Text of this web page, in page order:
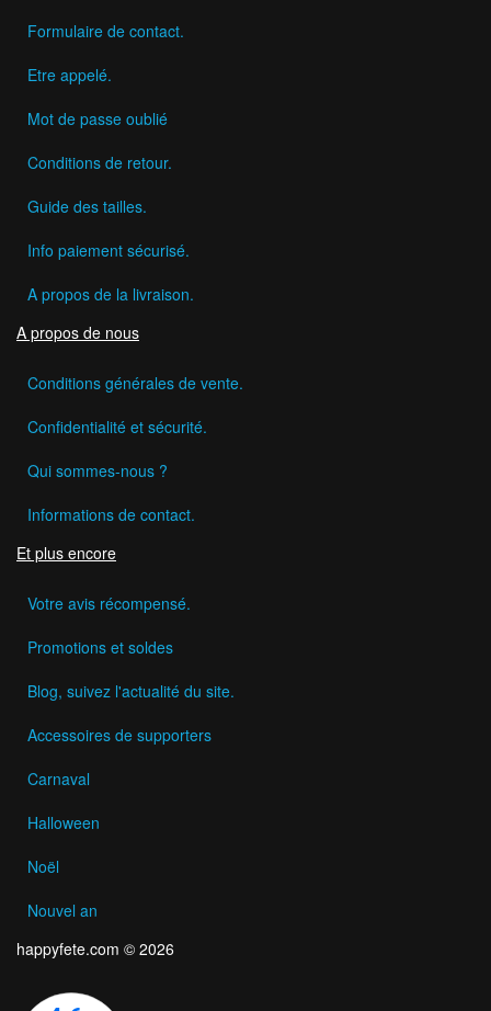
Formulaire de contact.
Etre appelé.
Mot de passe oublié
Conditions de retour.
Guide des tailles.
Info paiement sécurisé.
A propos de la livraison.
A propos de nous
Conditions générales de vente.
Confidentialité et sécurité.
Qui sommes-nous ?
Informations de contact.
Et plus encore
Votre avis récompensé.
Promotions et soldes
Blog, suivez l'actualité du site.
Accessoires de supporters
Carnaval
Halloween
Noël
Nouvel an
happyfete.com © 2026